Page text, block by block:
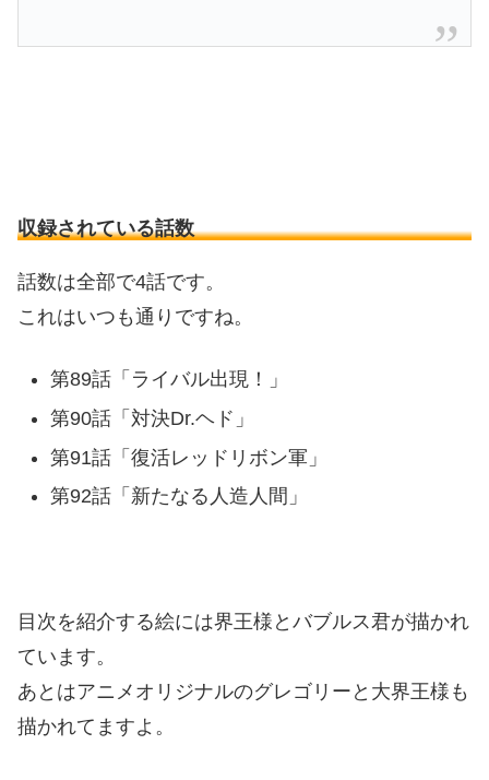
収録されている話数
話数は全部で4話です。
これはいつも通りですね。
第89話「ライバル出現！」
第90話「対決Dr.ヘド」
第91話「復活レッドリボン軍」
第92話「新たなる人造人間」
目次を紹介する絵には界王様とバブルス君が描かれ
ています。
あとはアニメオリジナルのグレゴリーと大界王様も
描かれてますよ。